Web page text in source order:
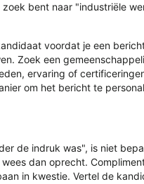
bent naar "industriële
voordat je een
Zoek een
ervaring of
om het bericht te
de indruk was", is niet
dan oprecht.
in kwestie. Vertel de